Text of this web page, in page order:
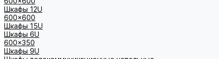
Шкафы 12U
600x600
Шкафы 15U
Шкафы 6U
600x350
Шкафы 9U